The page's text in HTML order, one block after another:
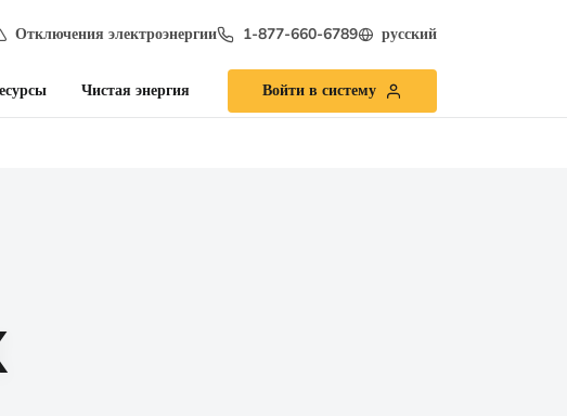
Отключения электроэнергии 1-877-660-6789 русский
Чистая энергия Войти в систему